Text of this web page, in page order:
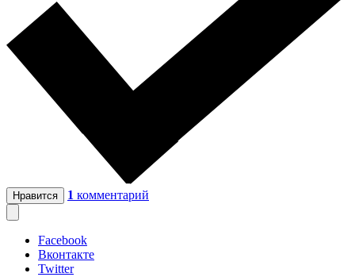
Нравится 1 комментарий
Facebook
Вконтакте
Twitter